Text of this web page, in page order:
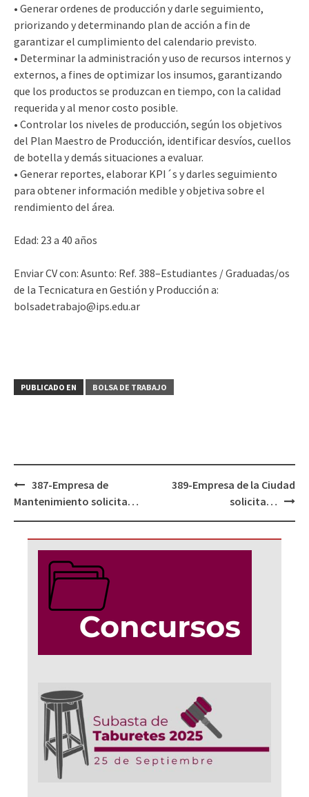
• Generar ordenes de producción y darle seguimiento,
priorizando y determinando plan de acción a fin de
garantizar el cumplimiento del calendario previsto.
• Determinar la administración y uso de recursos internos y
externos, a fines de optimizar los insumos, garantizando
que los productos se produzcan en tiempo, con la calidad
requerida y al menor costo posible.
• Controlar los niveles de producción, según los objetivos
del Plan Maestro de Producción, identificar desvíos, cuellos
de botella y demás situaciones a evaluar.
• Generar reportes, elaborar KPI´s y darles seguimiento
para obtener información medible y objetiva sobre el
rendimiento del área.
Edad: 23 a 40 años
Enviar CV con: Asunto: Ref. 388–Estudiantes / Graduadas/os
de la Tecnicatura en Gestión y Producción a:
bolsadetrabajo@ips.edu.ar
PUBLICADO EN BOLSA DE TRABAJO
Navegación
de
387-Empresa de
Mantenimiento solicita…
389-Empresa de la Ciudad
solicita…